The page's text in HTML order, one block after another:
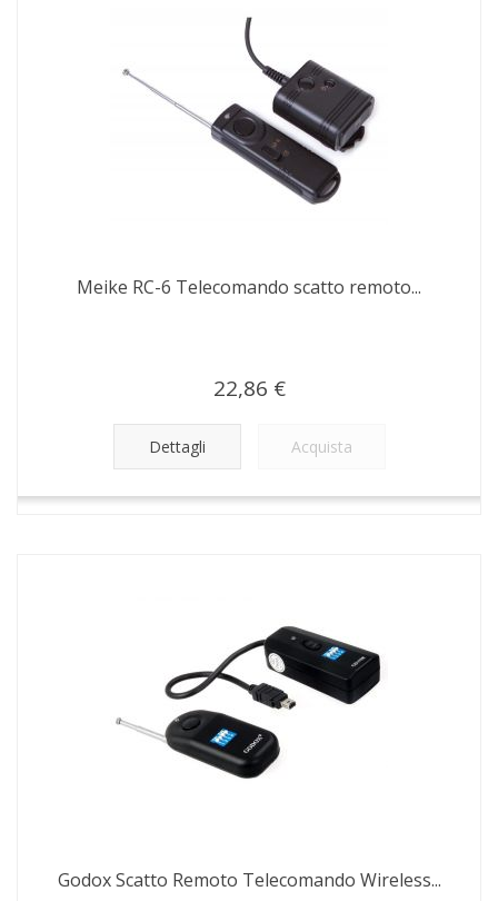
Meike RC-6 Telecomando scatto remoto...
22,86 €
Dettagli Acquista
Godox Scatto Remoto Telecomando Wireless...